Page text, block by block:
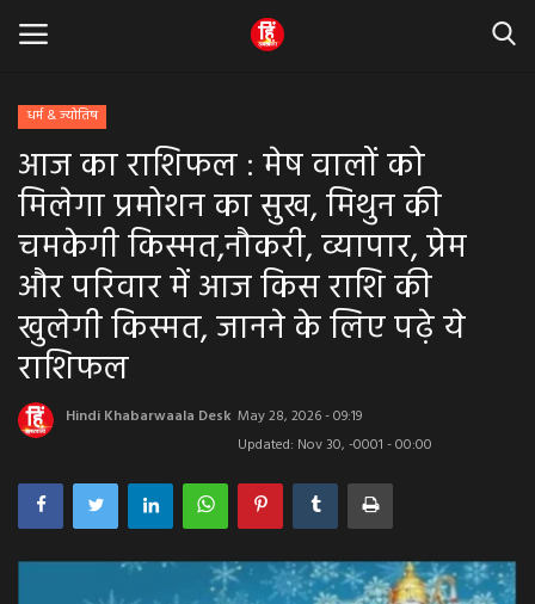
Home
धर्म & ज्योतिष
बड़ी खबर
मध्यप्रदेश
राजस्थान
राजनीती
धर्म & ज्योतिष
आज का राशिफल : मेष वालों को
मिलेगा प्रमोशन का सुख, मिथुन की
चमकेगी किस्मत,नौकरी, व्यापार, प्रेम
और परिवार में आज किस राशि की
खुलेगी किस्मत, जानने के लिए पढ़े ये
राशिफल
Hindi Khabarwaala Desk May 28, 2026 - 09:19
Updated: Nov 30, -0001 - 00:00